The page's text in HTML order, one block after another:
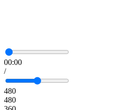
00:00
/
480
480